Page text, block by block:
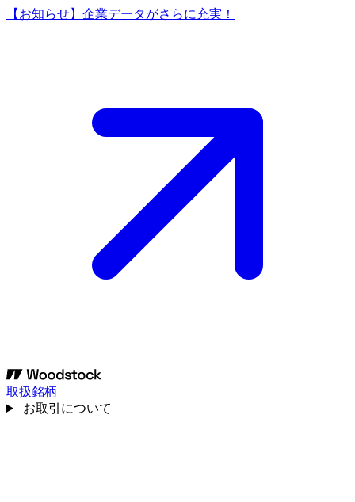
【お知らせ】企業データがさらに充実！
取扱銘柄
お取引について